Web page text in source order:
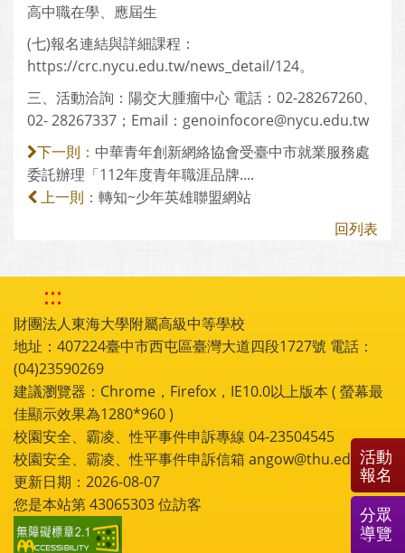
高中職在學、應屆生
(七)報名連結與詳細課程：
https://crc.nycu.edu.tw/news_detail/124。
三、活動洽詢：陽交大腫瘤中心 電話：02-28267260、
02- 28267337；Email：genoinfocore@nycu.edu.tw
下一則： 中華青年創新網絡協會受臺中市就業服務處
委託辦理「112年度青年職涯品牌....
上一則： 轉知~少年英雄聯盟網站
回列表
:::
財團法人東海大學附屬高級中等學校
地址：407224臺中市西屯區臺灣大道四段1727號 電話：
(04)23590269
建議瀏覽器：Chrome，Firefox，IE10.0以上版本 ( 螢幕最
佳顯示效果為1280*960 )
校園安全、霸凌、性平事件申訴專線 04-23504545
校園安全、霸凌、性平事件申訴信箱 angow@thu.edu.tw
更新日期：2026-08-07
您是本站第43065303位訪客
活動
報名
分眾
導覽